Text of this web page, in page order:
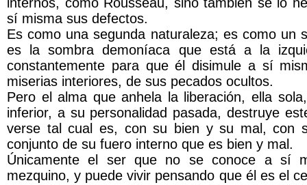
sí misma sus defectos.
Es como una segunda naturaleza; es como un
es la sombra demoníaca que está a la
constantemente para que él disimule a sí
miserias interiores, de sus pecados ocultos.
Pero el alma que anhela la liberación, ella
inferior, a su personalidad pasada, destruye
verse tal cual es, con su bien y su mal, con
conjunto de su fuero interno que es bien y mal.
Únicamente el ser que no se conoce a sí
mezquino, y puede vivir pensando que él es el